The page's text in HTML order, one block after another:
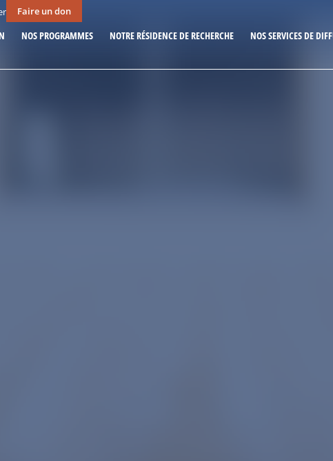
Faire un don
NOS PROGRAMMES NOTRE RÉSIDENCE DE RECHERCHE NOS SERVICES DE